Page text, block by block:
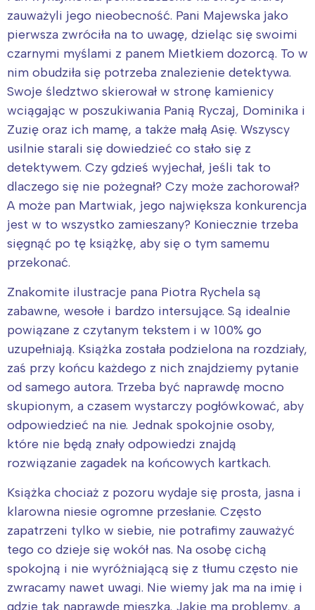
zauważyli jego nieobecność. Pani Majewska jako
pierwsza zwróciła na to uwagę, dzieląc się swoimi
czarnymi myślami z panem Mietkiem dozorcą. To w
nim obudziła się potrzeba znalezienie detektywa.
Swoje śledztwo skierował w stronę kamienicy
wciągając w poszukiwania Panią Ryczaj, Dominika i
Zuzię oraz ich mamę, a także małą Asię. Wszyscy
usilnie starali się dowiedzieć co stało się z
detektywem. Czy gdzieś wyjechał, jeśli tak to
dlaczego się nie pożegnał? Czy może zachorował?
A może pan Martwiak, jego największa konkurencja
jest w to wszystko zamieszany? Koniecznie trzeba
sięgnąć po tę książkę, aby się o tym samemu
przekonać.
Znakomite ilustracje pana Piotra Rychela są
zabawne, wesołe i bardzo intersujące. Są idealnie
powiązane z czytanym tekstem i w 100% go
uzupełniają. Książka została podzielona na rozdziały,
zaś przy końcu każdego z nich znajdziemy pytanie
od samego autora. Trzeba być naprawdę mocno
skupionym, a czasem wystarczy pogłówkować, aby
odpowiedzieć na nie. Jednak spokojnie osoby,
które nie będą znały odpowiedzi znajdą
rozwiązanie zagadek na końcowych kartkach.
Książka chociaż z pozoru wydaje się prosta, jasna i
klarowna niesie ogromne przesłanie. Często
zapatrzeni tylko w siebie, nie potrafimy zauważyć
tego co dzieje się wokół nas. Na osobę cichą
spokojną i nie wyróżniającą się z tłumu często nie
zwracamy nawet uwagi. Nie wiemy jak ma na imię i
gdzie tak naprawdę mieszka. Jakie ma problemy, a